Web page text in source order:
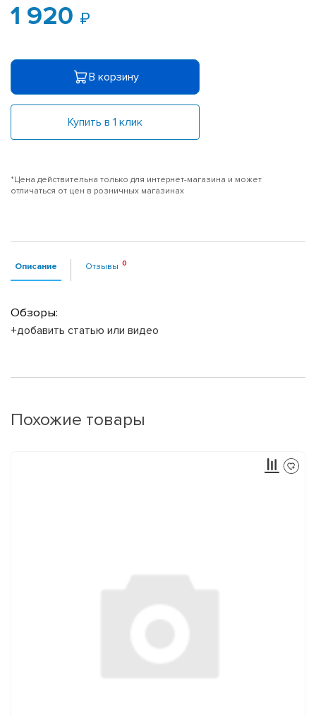
1 920
В корзину
Купить в 1 клик
*Цена действительна только для интернет-магазина и может
отличаться от цен в розничных магазинах
Описание Отзывы
Обзоры:
+добавить статью или видео
Похожие товары